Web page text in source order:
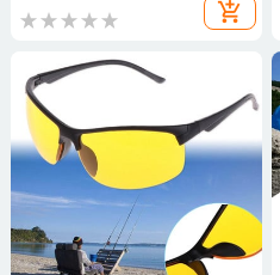
Колоездене Цветни огледалниadd_shopping_cart